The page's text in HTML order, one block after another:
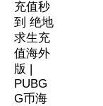
充值秒
到 绝地
求生充
值海外
版 |
PUBG
G币海